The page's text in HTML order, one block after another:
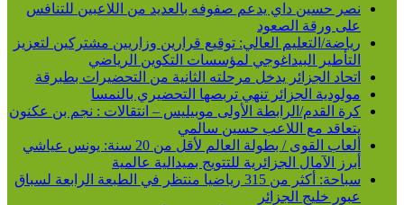
نصر حسين داي يدعم صفوفه بالعديد من اللاعبين للتنافس
على ورقة الصعود
رياضة/التعليم العالي: توقيع قرارين وزاريين مشتركين لتعزيز
التأطير البيداغوجي لمؤسسات التكوين الرياضي
اتحاد الجزائر يدخل مرحلته الثانية من التحضيرات بطبرقة
مولودية الجزائر تنهي تربصها التحضيري بالنمسا
كرة القدم/الرابطة الأولى موبيليس – انتقالات : نجم بن عكنون
يتعاقد مع اللاعب حسين سالمي
ألعاب القوى / بطولة العالم لأقل من 20 سنة: يونس عياشي
أبرز الآمال الجزائرية للتتويج بميدالية عالمية
سباحة: أكثر من 315 رياضيا منتظر في الطبعة الرابعة لسباق
عبور خليج الجزائر